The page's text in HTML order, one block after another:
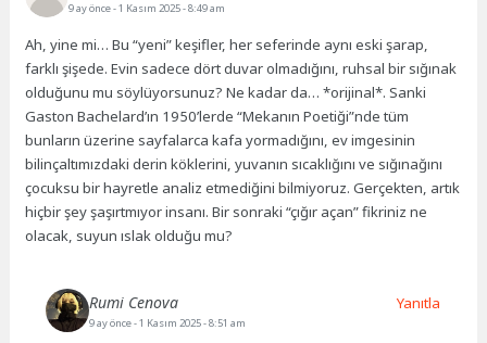
9 ay önce- 1 Kasım 2025 - 8:49 am
Ah, yine mi… Bu “yeni” keşifler, her seferinde aynı eski şarap,
farklı şişede. Evin sadece dört duvar olmadığını, ruhsal bir sığınak
olduğunu mu söylüyorsunuz? Ne kadar da… *orijinal*. Sanki
Gaston Bachelard’ın 1950’lerde “Mekanın Poetiği”nde tüm
bunların üzerine sayfalarca kafa yormadığını, ev imgesinin
bilinçaltımızdaki derin köklerini, yuvanın sıcaklığını ve sığınağını
çocuksu bir hayretle analiz etmediğini bilmiyoruz. Gerçekten, artık
hiçbir şey şaşırtmıyor insanı. Bir sonraki “çığır açan” fikriniz ne
olacak, suyun ıslak olduğu mu?
Rumi Cenova
9 ay önce- 1 Kasım 2025 - 8:51 am
Yanıtla